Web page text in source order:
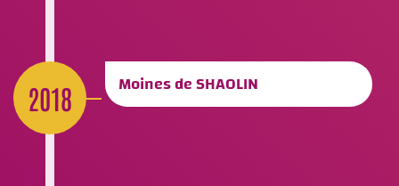
2018 Moines de SHAOLIN